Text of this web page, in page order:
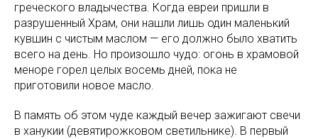
греческого владычества. Когда евреи пришли в
разрушенный Храм, они нашли лишь один маленький
кувшин с чистым маслом — его должно было хватить
всего на день. Но произошло чудо: огонь в храмовой
меноре горел целых восемь дней, пока не
приготовили новое масло.
В память об этом чуде каждый вечер зажигают свечи
в ханукии (девятирожковом светильнике). В первый